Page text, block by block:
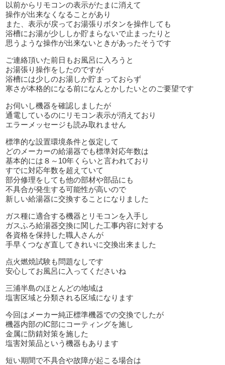
以前からリモコンの表示がたまに消えて
操作が出来なくなることがあり
また、表示が戻ってお湯張りボタンを操作しても
浴槽にお湯が少ししか貯まらないで止まったりと
思うような操作が出来ないときがあったそうです
ご連絡頂いた前日もお風呂に入ろうと
お湯張り操作をしたのですが
浴槽には少しのお湯しか貯まっておらず
寒さが本格的になる前になんとかしたいとのご要望です
お伺いし機器を確認しましたが
通電しているのにリモコン表示が消えており
エラーメッセージも読み取れません
標準的な設置環境条件と仮定して
どのメーカーの給湯器でも標準対応年数は
基本的には８～10年くらいと言われており
すでに対応年数を超えていて
部分修理をしても他の部材や部品にも
不具合が発生する可能性が高いので
新しい給湯器に交換することになりました
ガス種に適合する機器とリモコンを入手し
ガスふろ給湯器交換に関した工事内容に対する
各資格を保持した職人さんが
手早くつなぎ直してきれいに交換出来ました
点火燃焼試験も問題なしです
安心してお風呂に入ってくださいね
三浦半島のほとんどの地域は
塩害区域と分類される区域になります
今回はメーカー純正標準機器での交換でしたが
機器内部のIC部にコーティングを施し
金属に防錆対策を施した
塩害対策品という機器もあります
短い期間で不具合や故障が起こる場合は